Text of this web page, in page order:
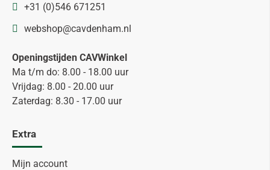
+31 (0)546 671251
webshop@cavdenham.nl
Openingstijden CAVWinkel
Ma t/m do: 8.00 - 18.00 uur
Vrijdag: 8.00 - 20.00 uur
Zaterdag: 8.30 - 17.00 uur
Extra
Mijn account